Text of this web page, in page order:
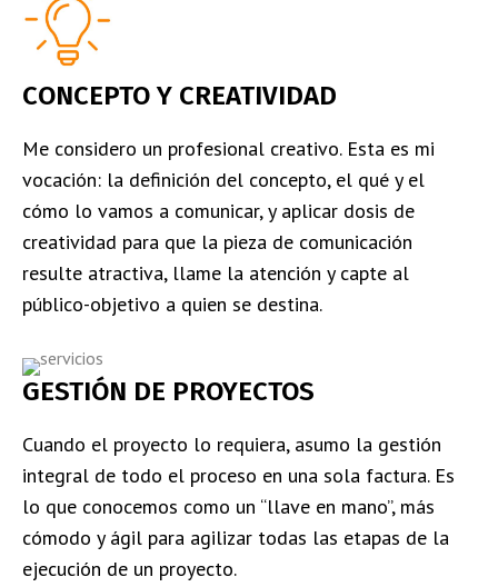
CONCEPTO Y CREATIVIDAD
Me considero un profesional creativo. Esta es mi
vocación: la definición del concepto, el qué y el
cómo lo vamos a comunicar, y aplicar dosis de
creatividad para que la pieza de comunicación
resulte atractiva, llame la atención y capte al
público-objetivo a quien se destina.
GESTIÓN DE PROYECTOS
Cuando el proyecto lo requiera, asumo la gestión
integral de todo el proceso en una sola factura. Es
lo que conocemos como un “llave en mano”, más
cómodo y ágil para agilizar todas las etapas de la
ejecución de un proyecto.